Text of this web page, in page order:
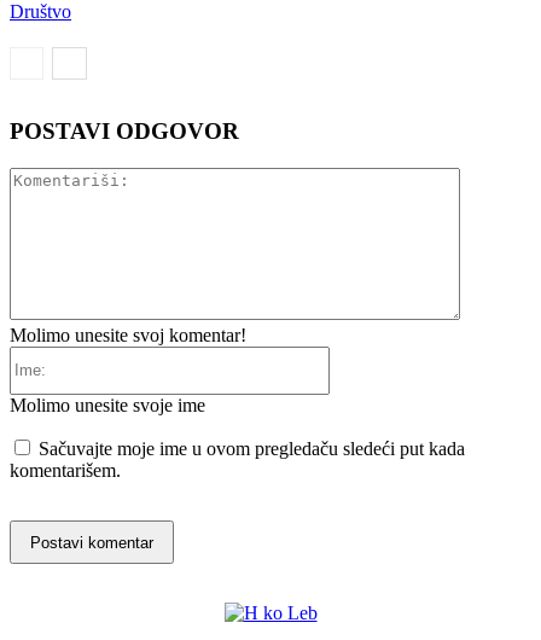
Društvo
POSTAVI ODGOVOR
Molimo unesite svoj komentar!
Molimo unesite svoje ime
Sačuvajte moje ime u ovom pregledaču sledeći put kada
komentarišem.